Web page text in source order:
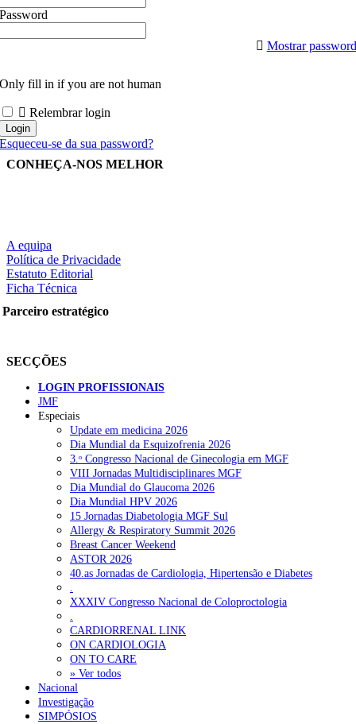
Password
Mostrar password
Only fill in if you are not human
Relembrar login
Esqueceu-se da sua password?
CONHEÇA-NOS MELHOR
A equipa
Política de Privacidade
Estatuto Editorial
Ficha Técnica
Parceiro estratégico
SECÇÕES
LOGIN PROFISSIONAIS
JMF
Especiais
Update em medicina 2026
Dia Mundial da Esquizofrenia 2026
3.ᵒ Congresso Nacional de Ginecologia em MGF
VIII Jornadas Multidisciplinares MGF
Dia Mundial do Glaucoma 2026
Dia Mundial HPV 2026
15 Jornadas Diabetologia MGF Sul
Allergy & Respiratory Summit 2026
Breast Cancer Weekend
ASTOR 2026
40.as Jornadas de Cardiologia, Hipertensão e Diabetes
.
XXXIV Congresso Nacional de Coloproctologia
.
CARDIORRENAL LINK
ON CARDIOLOGIA
ON TO CARE
» Ver todos
Nacional
Investigação
SIMPÓSIOS